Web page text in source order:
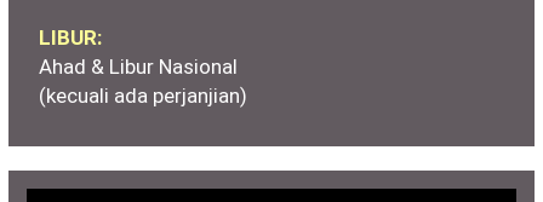
LIBUR:
Ahad & Libur Nasional
(kecuali ada perjanjian)